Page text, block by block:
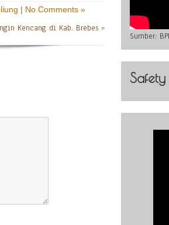
| No Comments »
Kencang di Kab. Brebes »
Sumber:
Safety